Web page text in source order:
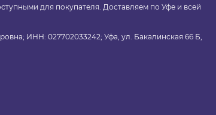
для покупателя. Доставляем по Уфе и всей
ИНН: 027702033242; Уфа, ул. Бакалинская 66 Б,